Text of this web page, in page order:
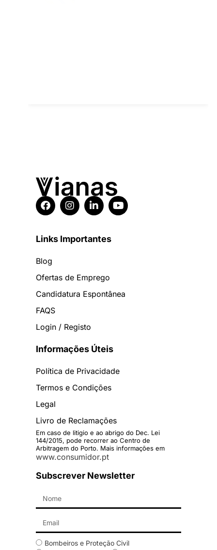
Links Importantes
Blog
Ofertas de Emprego
Candidatura Espontânea
FAQS
Login / Registo
Informações Úteis
Política de Privacidade
Termos e Condições
Legal
Livro de Reclamações
Em caso de litigio e ao abrigo do Dec. Lei
144/2015, pode recorrer ao Centro de
Arbitragem do Porto. Mais informações em
www.consumidor.pt
Subscrever Newsletter
Bombeiros e Proteção Civil